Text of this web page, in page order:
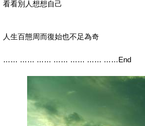
看看別人想想自己
人生百態周而復始也不足為奇
…… …… …… …… …… …… ……End